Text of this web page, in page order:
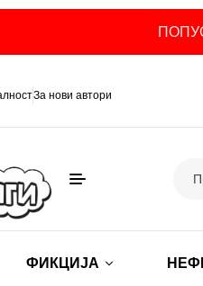
За нови автори
ФИКЦИЈА